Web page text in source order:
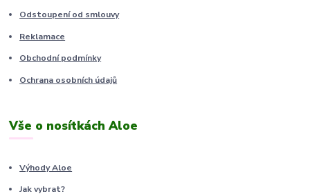
Odstoupení od smlouvy
Reklamace
Obchodní podmínky
Ochrana osobních údajů
Vše o nosítkách Aloe
Výhody Aloe
Jak vybrat?